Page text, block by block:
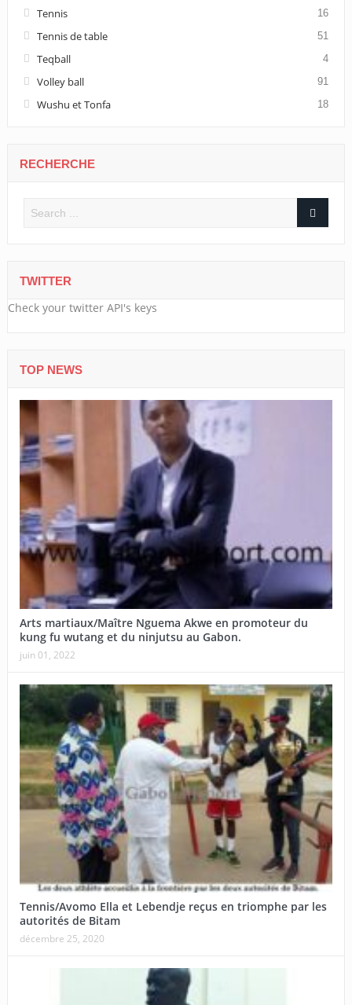
Tennis 16
Tennis de table 51
Teqball 4
Volley ball 91
Wushu et Tonfa 18
RECHERCHE
TWITTER
Check your twitter API's keys
TOP NEWS
Arts martiaux/Maître Nguema Akwe en promoteur du
kung fu wutang et du ninjutsu au Gabon.
juin 01, 2022
Tennis/Avomo Ella et Lebendje reçus en triomphe par les
autorités de Bitam
décembre 25, 2020